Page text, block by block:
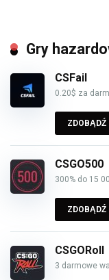
Gry
CSFail
0.20$ za
CSGO500
300% do 15
CSGORoll
3 darmowe